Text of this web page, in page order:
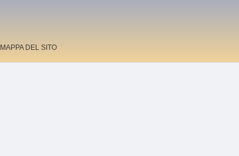
MAPPA DEL SITO